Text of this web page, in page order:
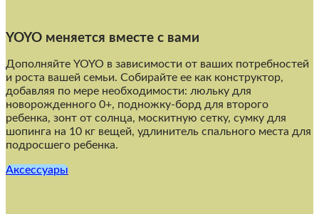
YOYO меняется вместе с вами
Дополняйте YOYO в зависимости от ваших потребностей
и роста вашей семьи. Собирайте ее как конструктор,
добавляя по мере необходимости: люльку для
новорожденного 0+, подножку-борд для второго
ребенка, зонт от солнца, москитную сетку, сумку для
шопинга на 10 кг вещей, удлинитель спального места для
подросшего ребенка.
Аксессуары